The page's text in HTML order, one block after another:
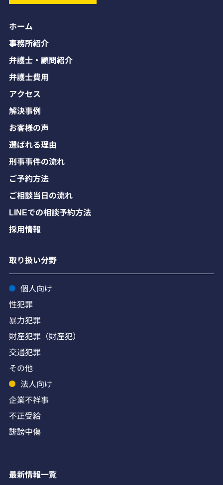
ホーム
事務所紹介
弁護士・顧問紹介
弁護士費用
アクセス
解決事例
お客様の声
選ばれる理由
刑事事件の流れ
ご予約方法
ご相談当日の流れ
LINEでの相談予約方法
採用情報
取り扱い分野
個人向け
性犯罪
暴力犯罪
財産犯罪（財産犯）
交通犯罪
その他
法人向け
企業不祥事
不正受給
誹謗中傷
最新情報一覧